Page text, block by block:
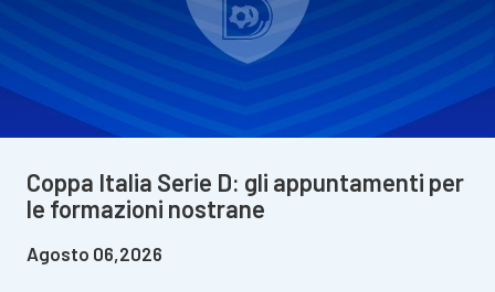
Coppa Italia Serie D: gli appuntamenti per
le formazioni nostrane
Agosto 06,2026